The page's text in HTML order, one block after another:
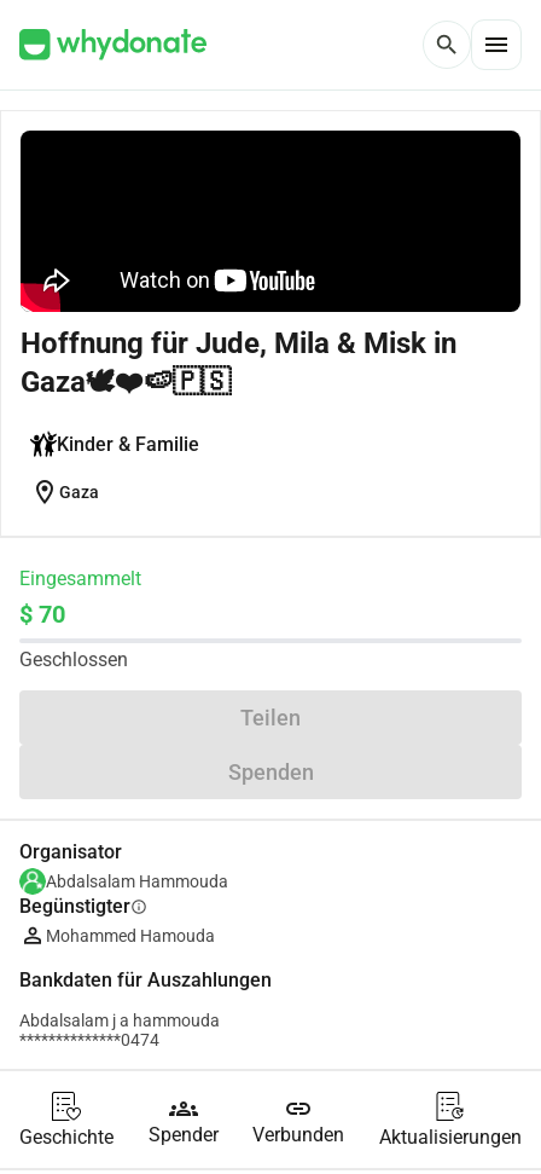
search menu
Hoffnung für Jude, Mila & Misk in
Gaza🕊❤🍉🇵🇸
Kinder & Familie
location_on Gaza
Eingesammelt
$ 70
Geschlossen
Teilen
Spenden
Organisator
Abdalsalam Hammouda
Begünstigterinfo
Mohammed Hamouda
Bankdaten für Auszahlungen
Abdalsalam j a hammouda
**************0474
Geschichte
groups
Spender
link
Verbunden Aktualisierungen